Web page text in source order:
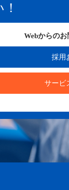
Webからの
採用
サービ